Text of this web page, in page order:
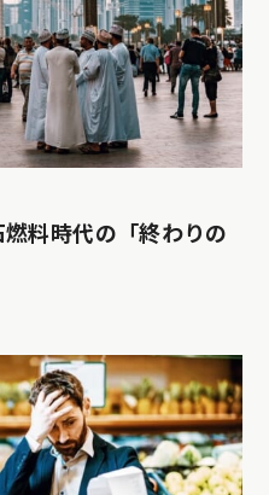
料時代の「終わりの